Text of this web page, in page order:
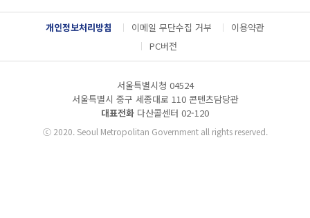
g
l
e
서
다
운
개인정보처리방침 이메일 무단수집 거부
이용약관
PC버전
서울특별시청 04524
서울특별시 중구 세종대로 110 콘텐츠담당관
대표전화 다산콜센터 02-120
ⓒ2020. Seoul Metropolitan Government all rights reserved.